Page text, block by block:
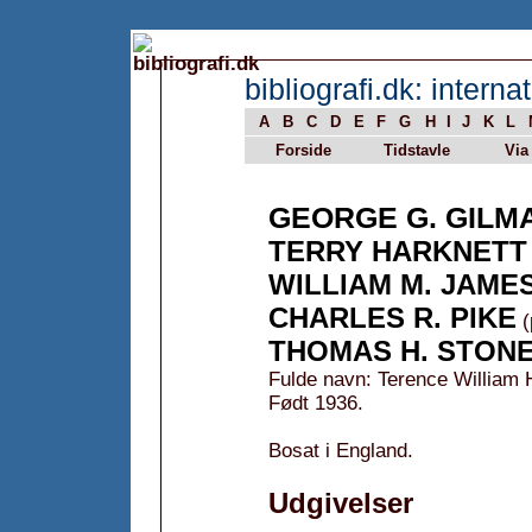
bibliografi.dk:
A B C D E F G H J K L
Forside
Tidstavle Via
GEORGE G.
TERRY HARKNETT
WILLIAM M.
CHARLES R. PIKE
THOMAS H.
Fulde navn: Terence William
Født 1936.
Bosat i England.
Udgivelser